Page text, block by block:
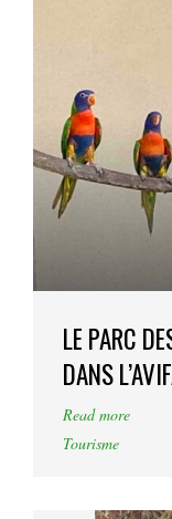
LE PARC
DANS
Read more
Tourisme